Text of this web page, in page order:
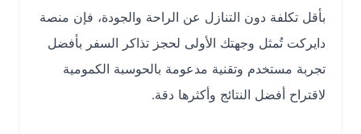
بأقل تكلفة دون التنازل عن الراحة والجودة، فإن منصة
دايركت تُمثل وجهتك الأولى لحجز تذاكر السفر بأفضل
تجربة مستخدم وتقنية مدعومة بالحوسبة الكمومية
لاقتراح أفضل النتائج وأكثرها دقة.